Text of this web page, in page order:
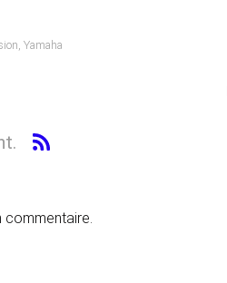
,Yamaha
commentaire.